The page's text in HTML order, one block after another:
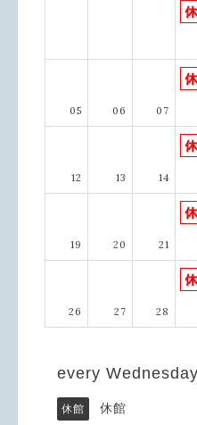
05 06 07
12 13 14
19 20 21
26 27 28
every Wednesday
休館 休館